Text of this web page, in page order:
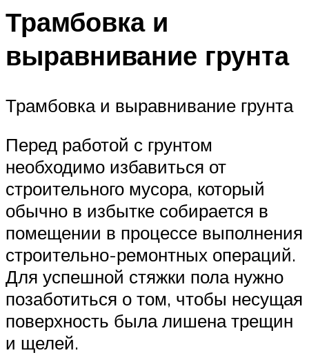
Трамбовка и
выравнивание грунта
Трамбовка и выравнивание грунта
Перед работой с грунтом
необходимо избавиться от
строительного мусора, который
обычно в избытке собирается в
помещении в процессе выполнения
строительно-ремонтных операций.
Для успешной стяжки пола нужно
позаботиться о том, чтобы несущая
поверхность была лишена трещин
и щелей.